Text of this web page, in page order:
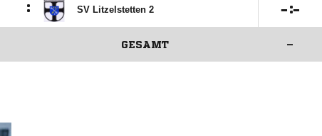
: SV Litzelstetten 2 :
GESAMT –